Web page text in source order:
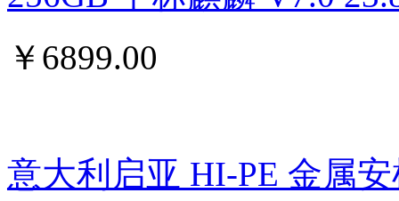
￥ 6899.00
意大利启亚 HI-PE 金属